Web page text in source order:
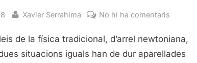
By
Xavier Serrahima No hi ha comentaris
popular
de la física tradicional, d’arrel newtoniana,
situacions iguals han de dur aparellades